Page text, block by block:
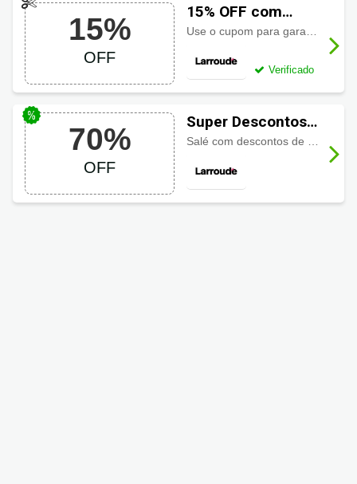
15%
OFF
15% OFF com
código
Larroudé
Verificado
70%
OFF
Super Descontos
Larroudé até 70%